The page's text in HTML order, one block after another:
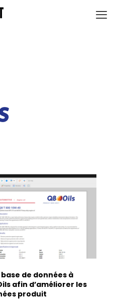
de données à
afin d’améliorer les
produit